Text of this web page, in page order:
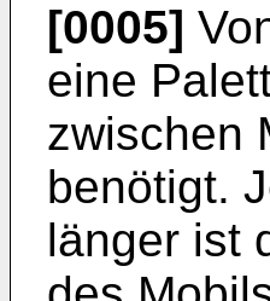
[0005]
eine
zwischen
benötigt.
länger ist